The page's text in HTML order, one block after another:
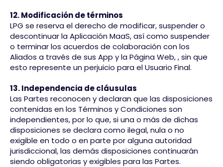
12. Modificación de términos
LPG se reserva el derecho de modificar, suspender o
descontinuar la Aplicación MaaS, así como suspender
o terminar los acuerdos de colaboración con los
Aliados a través de sus App y la Página Web, , sin que
esto represente un perjuicio para el Usuario Final.​
13. Independencia de cláusulas
Las Partes reconocen y declaran que las disposiciones
contenidas en los Términos y Condiciones son
independientes, por lo que, si una o más de dichas
disposiciones se declara como ilegal, nula o no
exigible en todo o en parte por alguna autoridad
jurisdiccional, las demás disposiciones continuarán
siendo obligatorias y exigibles para las Partes.